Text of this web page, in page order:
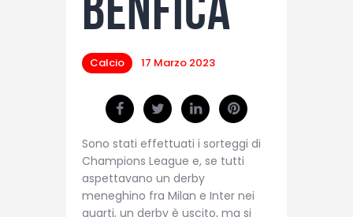
Calcio 17 Marzo 2023
Sono stati effettuati i sorteggi di
Champions League e, se tutti
aspettavano un derby
meneghino fra Milan e Inter nei
quarti, un derby è uscito, ma si